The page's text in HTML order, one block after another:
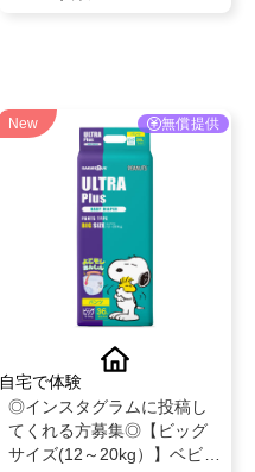
New 無償提供
自宅で体験
◎インスタグラムに投稿し
てくれる方募集◎【ビッグ
サイズ(12～20kg）】ベビー